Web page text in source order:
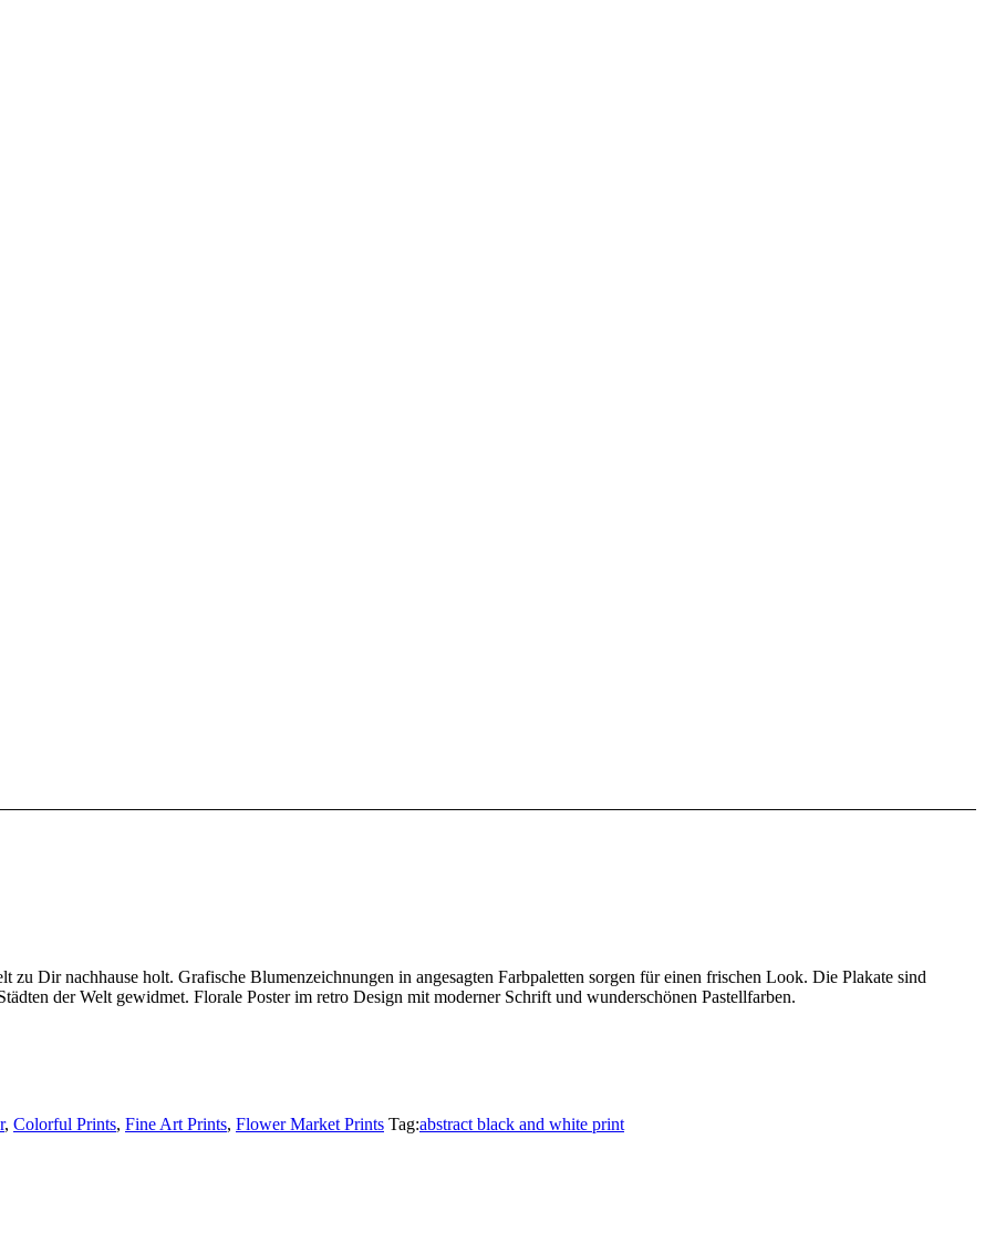
Dir nachhause holt. Grafische Blumenzeichnungen in angesagten Farbpaletten sorgen für einen frischen Look. Die Plakate sind
der Welt gewidmet. Florale Poster im retro Design mit moderner Schrift und wunderschönen Pastellfarben.
, Colorful Prints, Fine Art Prints, Flower Market Prints Tag:abstract black and white print